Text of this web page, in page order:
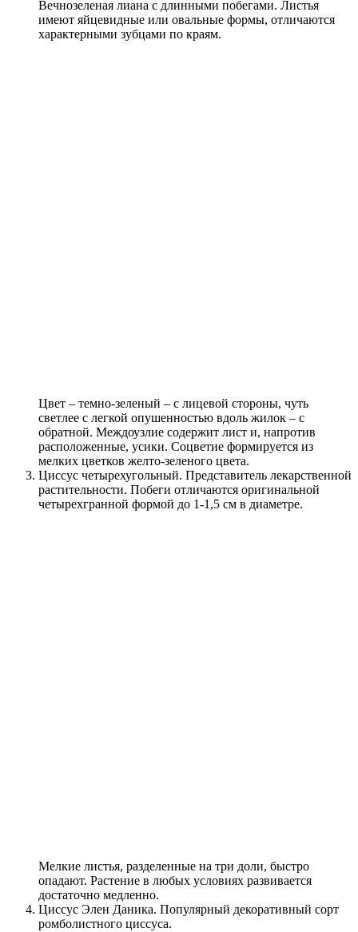
Вечнозеленая лиана с длинными побегами. Листья
имеют яйцевидные или овальные формы, отличаются
характерными зубцами по краям.
Цвет – темно-зеленый – с лицевой стороны, чуть
светлее с легкой опушенностью вдоль жилок – с
обратной. Междоузлие содержит лист и, напротив
расположенные, усики. Соцветие формируется из
мелких цветков желто-зеленого цвета.
Циссус четырехугольный. Представитель лекарственной
растительности. Побеги отличаются оригинальной
четырехгранной формой до 1-1,5 см в диаметре.
Мелкие листья, разделенные на три доли, быстро
опадают. Растение в любых условиях развивается
достаточно медленно.
Циссус Элен Даника. Популярный декоративный сорт
ромболистного циссуса.